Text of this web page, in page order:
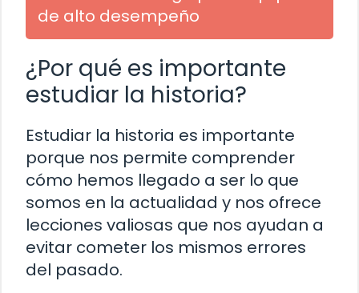
de alto desempeño
¿Por qué es importante
estudiar la historia?
Estudiar la historia es importante
porque nos permite comprender
cómo hemos llegado a ser lo que
somos en la actualidad y nos ofrece
lecciones valiosas que nos ayudan a
evitar cometer los mismos errores
del pasado.